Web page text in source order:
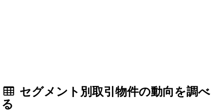
セグメント別取引物件の動向を調べ
る